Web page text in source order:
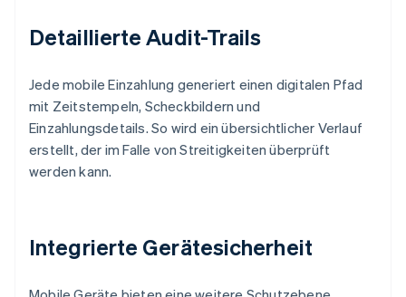
Detaillierte Audit-Trails
Jede mobile Einzahlung generiert einen digitalen Pfad
mit Zeitstempeln, Scheckbildern und
Einzahlungsdetails. So wird ein übersichtlicher Verlauf
erstellt, der im Falle von Streitigkeiten überprüft
werden kann.
Integrierte Gerätesicherheit